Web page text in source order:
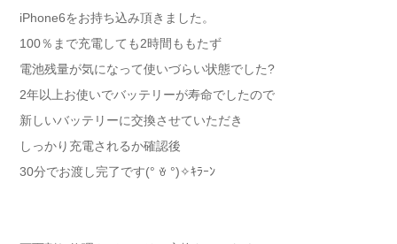
iPhone6をお持ち込み頂きました。
100％まで充電しても2時間ももたず
電池残量が気になって使いづらい状態でした?
2年以上お使いでバッテリーが寿命でしたので
新しいバッテリーに交換させていただき
しっかり充電されるか確認後
30分でお渡し完了です(° ꈊ °)✧ｷﾗｰﾝ